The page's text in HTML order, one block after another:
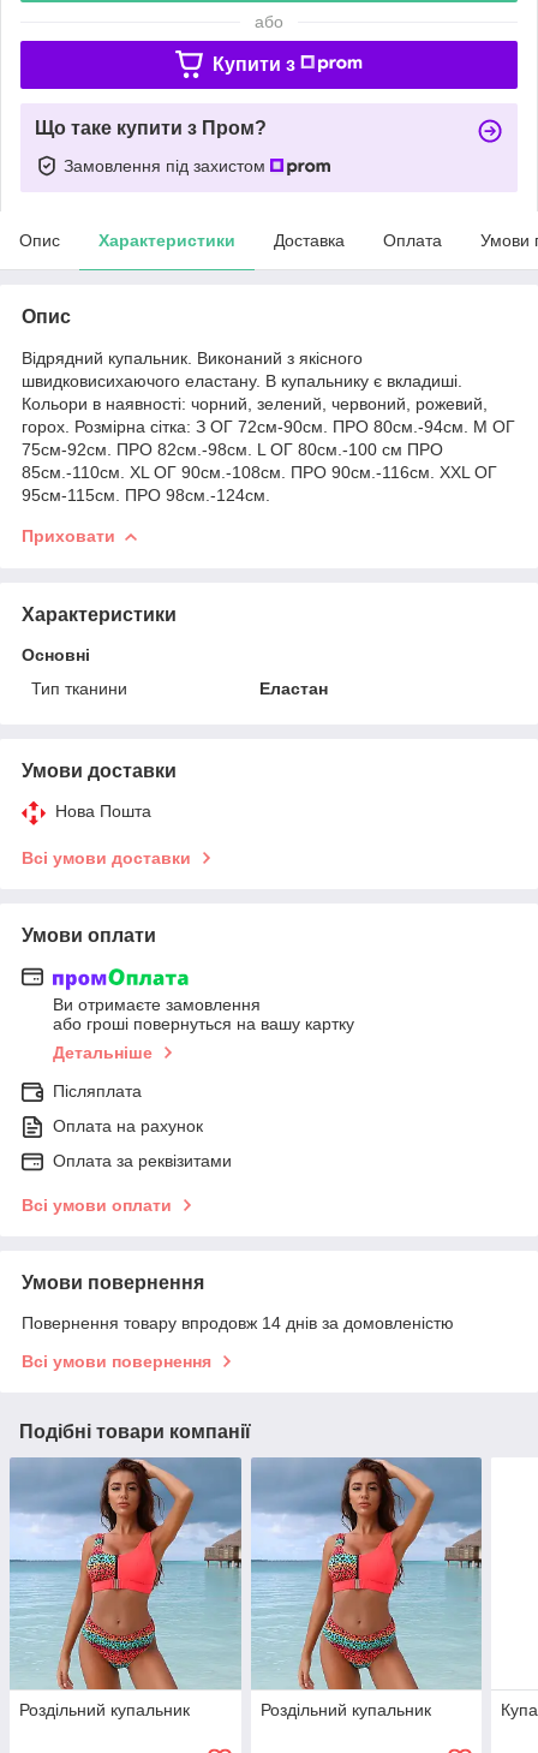
або
Купити з
Що таке купити з Пром?
Замовлення під захистом
Опис Характеристики Доставка Оплата Умови
Опис
Відрядний купальник. Виконаний з якісного
швидковисихаючого еластану. В купальнику є вкладиші.
Кольори в наявності: чорний, зелений, червоний, рожевий,
горох. Розмірна сітка: З ОГ 72см-90см. ПРО 80см.-94см. M ОГ
75см-92см. ПРО 82см.-98см. L ОГ 80см.-100 см ПРО
85см.-110см. XL ОГ 90см.-108см. ПРО 90см.-116см. XXL ОГ
95см-115см. ПРО 98см.-124см.
Приховати
Характеристики
Основні
Тип тканини
Еластан
Умови доставки
Нова Пошта
Всі умови доставки
Умови оплати
Ви отримаєте замовлення
або гроші повернуться на вашу картку
Детальніше
Післяплата
Оплата на рахунок
Оплата за реквізитами
Всі умови оплати
Умови повернення
Повернення товару впродовж 14 днів за домовленістю
Всі умови повернення
Подібні товари компанії
Роздільний купальник Роздільний купальник